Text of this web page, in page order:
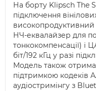
На борту Klipsch The
підключення
НЧ-еквалайзер для
тонкокомпенсації) і
біт/192 кГц у разі
Модель також
підтримкою кодеків
аудіостримінгу з